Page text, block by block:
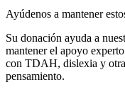
Ayúdenos a mantener
Su donación ayuda a
mantener el apoyo
con TDAH, dislexia y
pensamiento.